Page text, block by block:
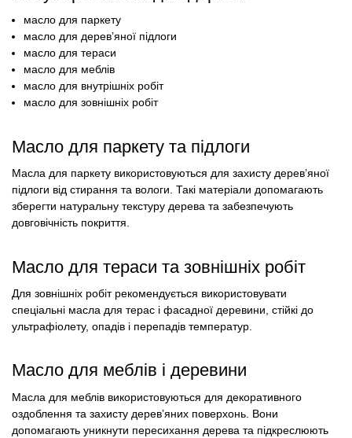
масло для паркету
масло для дерев’яної підлоги
масло для тераси
масло для меблів
масло для внутрішніх робіт
масло для зовнішніх робіт
Масло для паркету та підлоги
Масла для паркету використовуються для захисту дерев’яної
підлоги від стирання та вологи. Такі матеріали допомагають
зберегти натуральну текстуру дерева та забезпечують
довговічність покриття.
Масло для тераси та зовнішніх робіт
Для зовнішніх робіт рекомендується використовувати
спеціальні масла для терас і фасадної деревини, стійкі до
ультрафіолету, опадів і перепадів температур.
Масло для меблів і деревини
Масла для меблів використовуються для декоративного
оздоблення та захисту дерев’яних поверхонь. Вони
допомагають уникнути пересихання дерева та підкреслюють